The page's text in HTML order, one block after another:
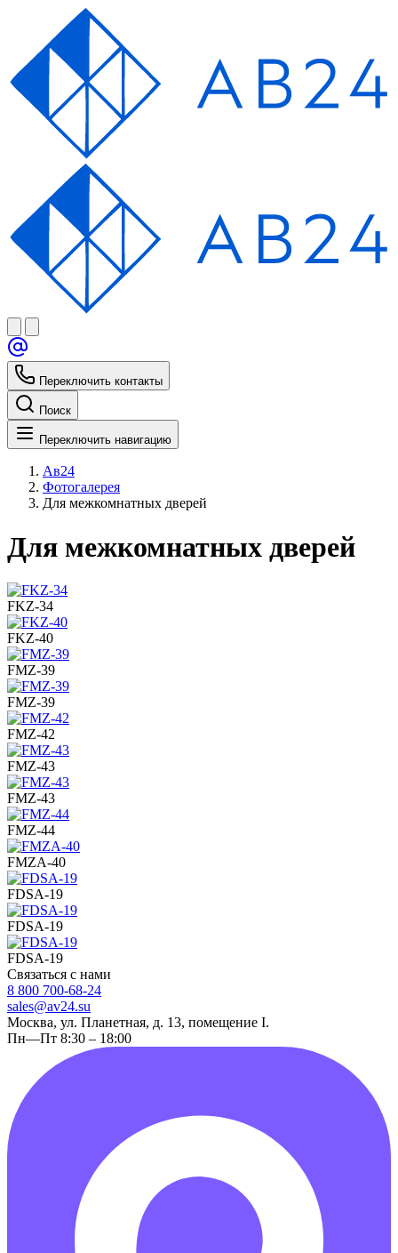
Переключить контакты
Поиск
Переключить навигацию
Ав24
Фотогалерея
Для межкомнатных дверей
Для межкомнатных дверей
FKZ-34
FKZ-40
FMZ-39
FMZ-39
FMZ-42
FMZ-43
FMZ-43
FMZ-44
FMZA-40
FDSA-19
FDSA-19
FDSA-19
Связаться с нами
8 800 700-68-24
sales@av24.su
Москва, ул. Планетная, д. 13, помещение I.
Пн—Пт 8:30 – 18:00